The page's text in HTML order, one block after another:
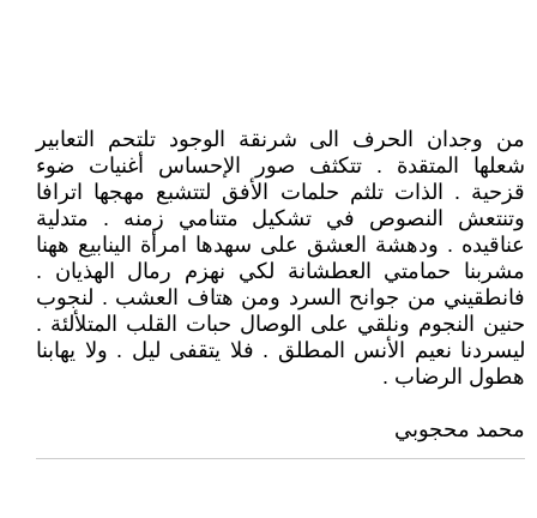
من وجدان الحرف الى شرنقة الوجود تلتحم التعابير
شعلها المتقدة . تتكثف صور الإحساس أغنيات ضوء
قزحية . الذات تلثم حلمات الأفق لتتشبع مهجها اترافا
وتنتعش النصوص في تشكيل متنامي زمنه . متدلية
عناقيده . ودهشة العشق على سهدها امرأة الينابيع ههنا
مشربنا حمامتي العطشانة لكي نهزم رمال الهذيان .
فانطقيني من جوانح السرد ومن هتاف العشب . لنجوب
حنين النجوم ونلقي على الوصال حبات القلب المتلألئة .
ليسردنا نعيم الأنس المطلق . فلا يتقفى ليل . ولا يهابنا
هطول الرضاب .
محمد محجوبي